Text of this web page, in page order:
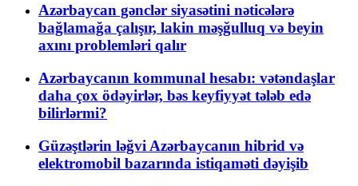
Azərbaycan gənclər siyasətini nəticələrə
bağlamağa çalışır, lakin məşğulluq və beyin
axını problemləri qalır
Azərbaycanın kommunal hesabı: vətəndaşlar
daha çox ödəyirlər, bəs keyfiyyət tələb edə
bilirlərmi?
Güzəştlərin ləğvi Azərbaycanın hibrid və
elektromobil bazarında istiqaməti dəyişib